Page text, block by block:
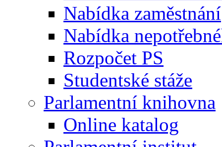
Nabídka zaměstnání
Nabídka
Rozpočet PS
Studentské stáže
Parlamentní knihovna
Online katalog